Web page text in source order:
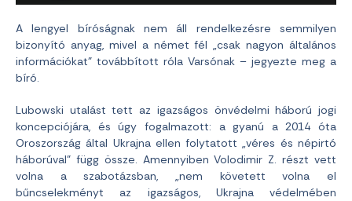
A lengyel bíróságnak nem áll rendelkezésre semmilyen
bizonyító anyag, mivel a német fél „csak nagyon általános
információkat” továbbított róla Varsónak – jegyezte meg a
bíró.
Lubowski utalást tett az igazságos önvédelmi háború jogi
koncepciójára, és úgy fogalmazott: a gyanú a 2014 óta
Oroszország által Ukrajna ellen folytatott „véres és népirtó
háborúval” függ össze. Amennyiben Volodimir Z. részt vett
volna a szabotázsban, „nem követett volna el
bűncselekményt az igazságos, Ukrajna védelmében